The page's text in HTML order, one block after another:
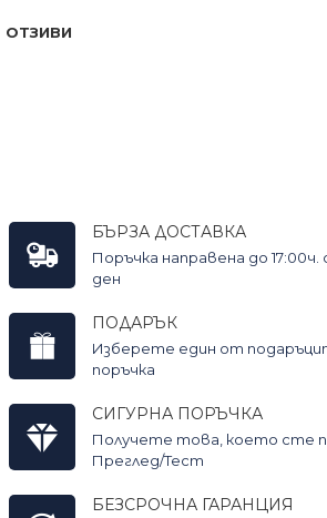
ОТЗИВИ
БЪРЗА ДОСТАВКА
Поръчка направена до
ден
ПОДАРЪК
Изберете един от
поръчка
СИГУРНА ПОРЪЧКА
Получете това, което сте
Преглед/Тест
БЕЗСРОЧНА ГАРАНЦИЯ